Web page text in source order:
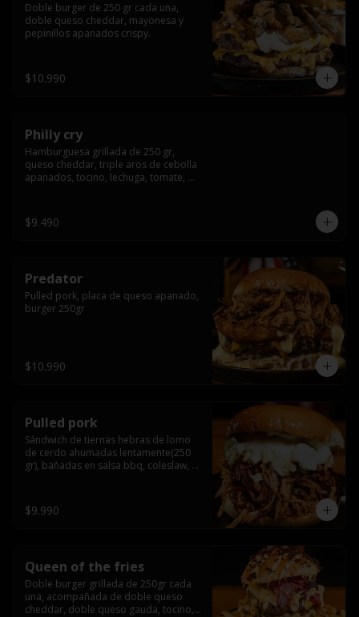
Doble burger de 250 gr cada una,
doble queso cheddar, mayonesa y
pepinillos apanados crispy.
$10.990
Philly cry
Hamburguesa grillada de 250 gr,
queso cheddar, triple aros de cebolla
apanados, tocino, lechuga, tomate,
$9.490
Predator
Pulled pork, placa de queso apanado,
burger 250gr
$10.990
Pulled pork
Sándwich de tiernas hebras de lomo
de cerdo ahumadas lentamente(250
gr), bañadas en salsa bbq, coleslaw,
$9.990
Queen of the fries
Doble burger grillada de 250gr cada
una, acompañada de doble queso
cheddar, doble queso gauda, tocino,